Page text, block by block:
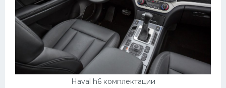
Haval h6 комплектации
Категории
Разное
Автомобили
Красивые фото машин